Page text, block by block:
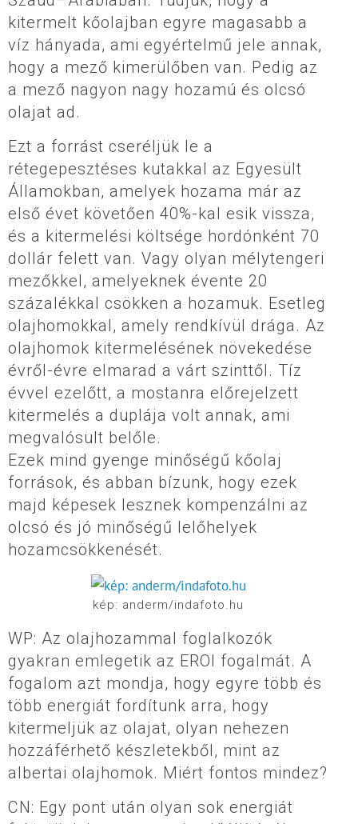
kitermelt kőolajban egyre magasabb a
víz hányada, ami egyértelmű jele annak,
hogy a mező kimerülőben van. Pedig az
a mező nagyon nagy hozamú és olcsó
olajat ad.
Ezt a forrást cseréljük le a
rétegepesztéses kutakkal az Egyesült
Államokban, amelyek hozama már az
első évet követően 40%-kal esik vissza,
és a kitermelési költsége hordónként 70
dollár felett van. Vagy olyan mélytengeri
mezőkkel, amelyeknek évente 20
százalékkal csökken a hozamuk. Esetleg
olajhomokkal, amely rendkívül drága. Az
olajhomok kitermelésének növekedése
évről-évre elmarad a várt szinttől. Tíz
évvel ezelőtt, a mostanra előrejelzett
kitermelés a duplája volt annak, ami
megvalósult belőle.
Ezek mind gyenge minőségű kőolaj
források, és abban bízunk, hogy ezek
majd képesek lesznek kompenzálni az
olcsó és jó minőségű lelőhelyek
hozamcsökkenését.
kép: anderm/indafoto.hu
WP: Az olajhozammal foglalkozók
gyakran emlegetik az EROI fogalmát. A
fogalom azt mondja, hogy egyre több és
több energiát fordítunk arra, hogy
kitermeljük az olajat, olyan nehezen
hozzáférhető készletekből, mint az
albertai olajhomok. Miért fontos mindez?
CN: Egy pont után olyan sok energiát